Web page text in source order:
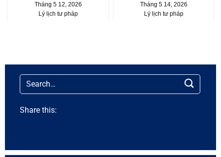
Tháng 5 12, 2026
Lý lịch tư pháp
Tháng 5 14, 2026
Lý lịch tư pháp
Share this: